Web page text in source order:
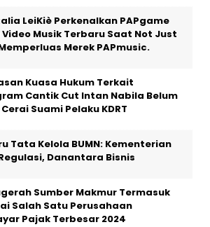
LeiKiè Perkenalkan PAPgame
Musik Terbaru Saat Not Just
Merek PAPmusic.
Kuasa Hukum Terkait
Cantik Cut Intan Nabila Belum
Suami Pelaku KDRT
Tata Kelola BUMN: Kementerian
Danantara Bisnis
Sumber Makmur Termasuk
Salah Satu Perusahaan
Pajak Terbesar 2024